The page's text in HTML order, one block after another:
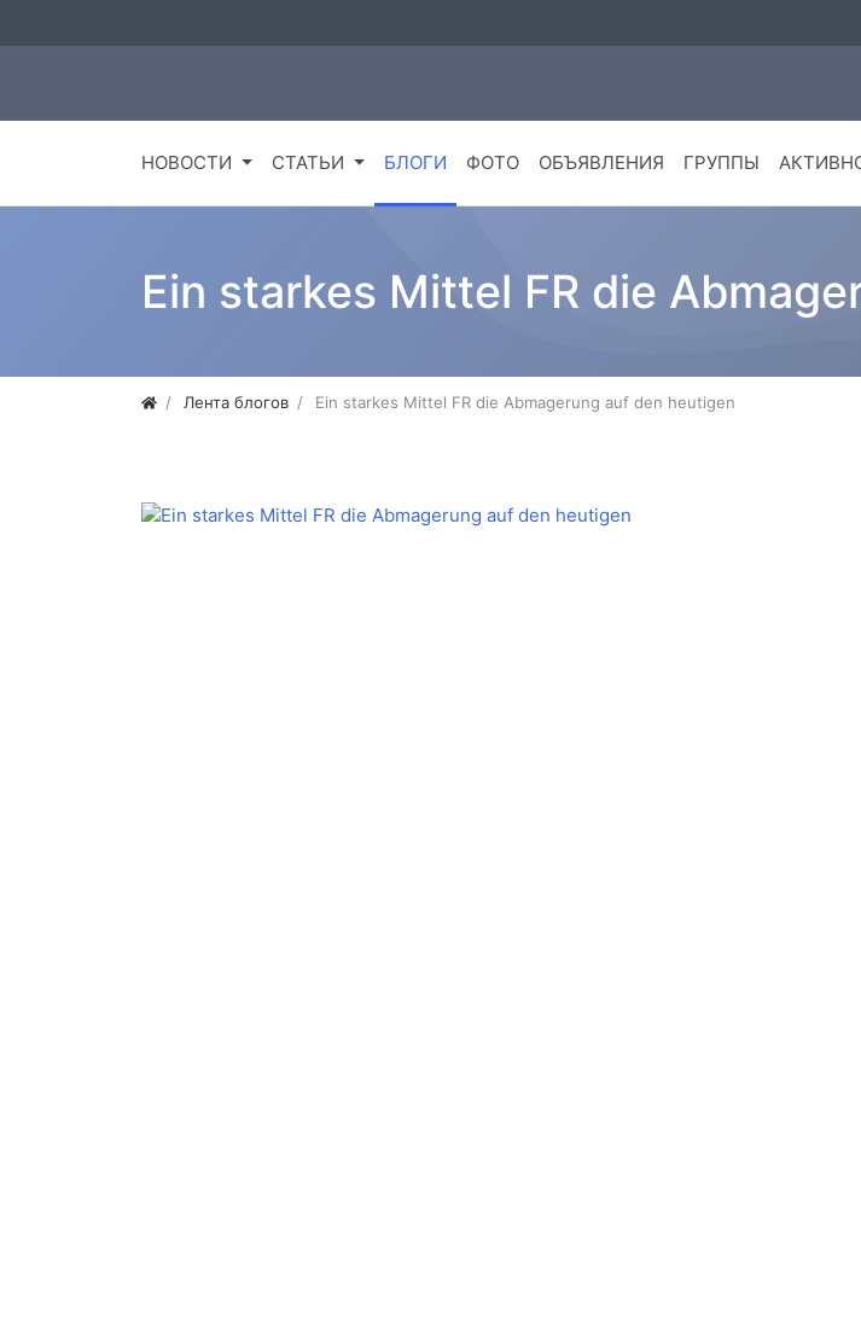
НОВОСТИ СТАТЬИ БЛОГИ ФОТО ОБЪЯВЛЕНИЯ ГРУППЫ
Ein starkes Mittel FR die
Лента блогов Ein starkes Mittel FR die Abmagerung auf den heutigen